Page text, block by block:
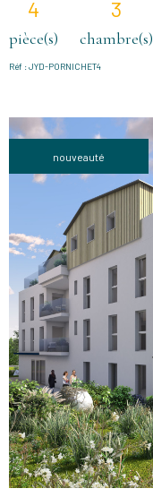
4
pièce(s)
3
chambre(s)
Réf : JYD-PORNICHET4
nouveauté